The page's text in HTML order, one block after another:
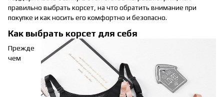
правильно выбрать корсет, на что обратить внимание при
покупке и как носить его комфортно и безопасно.
Как выбрать корсет для себя
Прежде
чем